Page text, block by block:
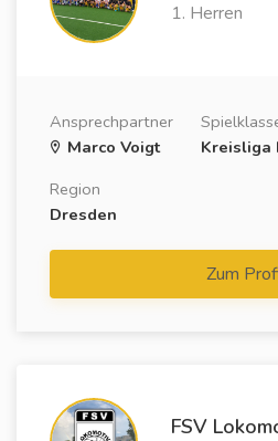
1. Herren
Ansprechpartner
Marco Voigt
Kreisliga
Region
Dresden
Zum
FSV